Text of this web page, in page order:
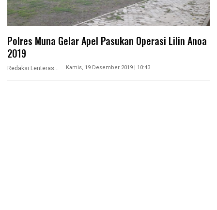
Polres Muna Gelar Apel Pasukan Operasi Lilin Anoa
2019
Kamis, 19 Desember 2019 | 10:43